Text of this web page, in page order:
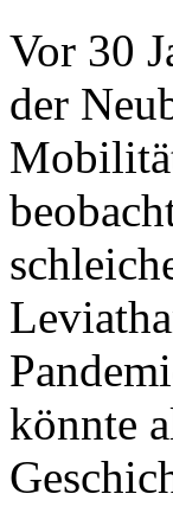
Vor 30
der
könnte